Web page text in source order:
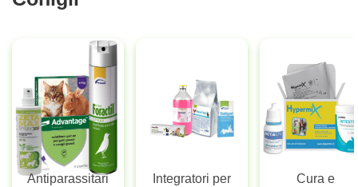
Antiparassitari
Integratori per
Cura e